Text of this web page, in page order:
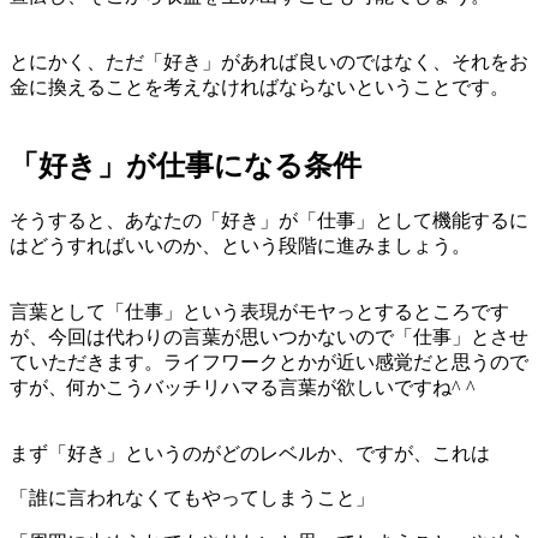
とにかく、ただ「好き」があれば良いのではなく、それをお
金に換えることを考えなければならないということです。
「好き」が仕事になる条件
そうすると、あなたの「好き」が「仕事」として機能するに
はどうすればいいのか、という段階に進みましょう。
言葉として「仕事」という表現がモヤっとするところです
が、今回は代わりの言葉が思いつかないので「仕事」とさせ
ていただきます。ライフワークとかが近い感覚だと思うので
すが、何かこうバッチリハマる言葉が欲しいですね^ ^
まず「好き」というのがどのレベルか、ですが、これは
「誰に言われなくてもやってしまうこと」